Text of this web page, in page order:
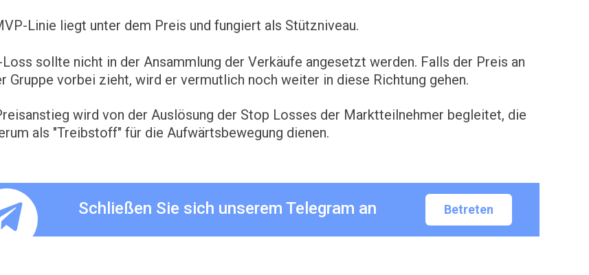
Linie liegt unter dem Preis und fungiert als Stützniveau.
sollte nicht in der Ansammlung der Verkäufe angesetzt werden. Falls der Preis an
Gruppe vorbei zieht, wird er vermutlich noch weiter in diese Richtung gehen.
wird von der Auslösung der Stop Losses der Marktteilnehmer begleitet, die
als "Treibstoff" für die Aufwärtsbewegung dienen.
Schließen Sie sich unserem Telegram an Betreten